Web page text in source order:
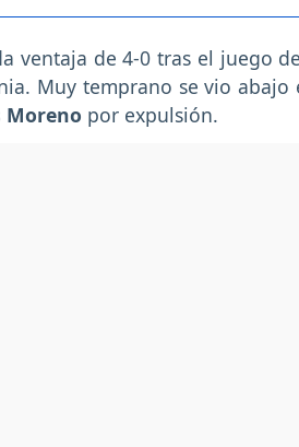
ventaja de 4-0 tras el juego
Muy temprano se vio abajo
Moreno por expulsión.